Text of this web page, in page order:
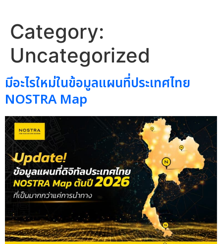
Category:
Uncategorized
มีอะไรใหม่ในข้อมูลแผนที่ประเทศไทย
NOSTRA Map